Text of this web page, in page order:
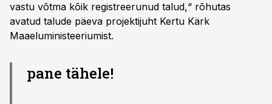
vastu võtma kõik registreerunud talud,“ rõhutas
avatud talude päeva projektijuht Kertu Kärk
Maaeluministeeriumist.
pane tähele!